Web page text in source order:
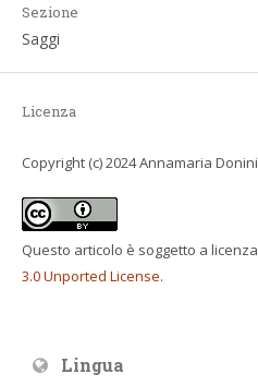
Sezione
Saggi
Licenza
Copyright (c) 2024 Annamaria Donini
Questo articolo è soggetto a licenza
3.0 Unported License.
Lingua